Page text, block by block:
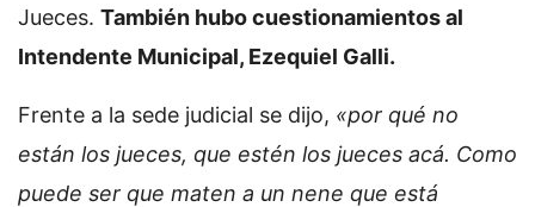
Jueces. También hubo cuestionamientos al
Intendente Municipal, Ezequiel Galli.
Frente a la sede judicial se dijo, «por qué no
están los jueces, que estén los jueces acá. Como
puede ser que maten a un nene que está